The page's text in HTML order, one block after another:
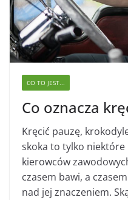
CO TO JEST...
Co oznacza
Kręcić pauzę,
skoka to tylko niektóre
kierowców
czasem bawi, a
nad jej znaczeniem.